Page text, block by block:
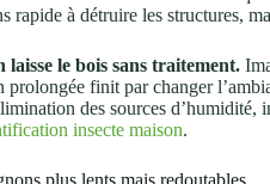
rapide à détruire les structures,
le bois sans traitement.
prolongée finit par changer
des sources
insecte maison.